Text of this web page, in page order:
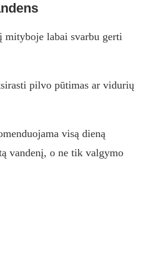
labai svarbu gerti
pilvo pūtimas ar vidurių
visą dieną
vandenį, o ne tik valgymo